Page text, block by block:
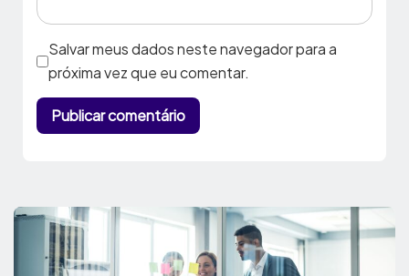
Salvar meus dados neste navegador para a
próxima vez que eu comentar.